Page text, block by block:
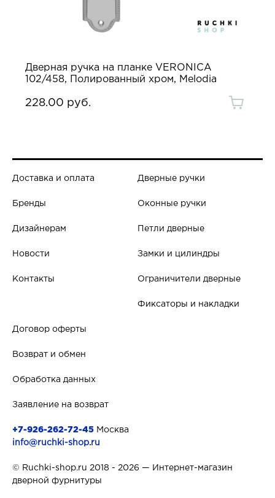
Дверная ручка на планке VERONICA
102/458, Полированный хром, Melodia
228.00 руб.
Доставка и оплата
Бренды
Дизайнерам
Новости
Контакты
Дверные ручки
Оконные ручки
Петли дверные
Замки и цилиндры
Ограничители дверные
Фиксаторы и накладки
Договор оферты
Возврат и обмен
Обработка данных
Заявление на возврат
+7-926-262-72-45 Москва
info@ruchki-shop.ru
© Ruchki-shop.ru 2018 - 2026 — Интернет-магазин
дверной фурнитуры